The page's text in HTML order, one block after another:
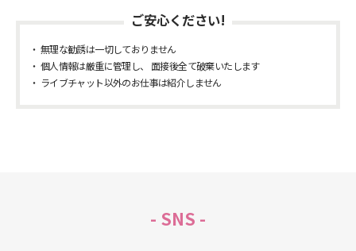
ご安心ください!
無理な勧誘は一切しておりません
個人情報は厳重に管理し、 面接後全て破棄いたします
ライブチャット以外のお仕事は紹介しません
- SNS -